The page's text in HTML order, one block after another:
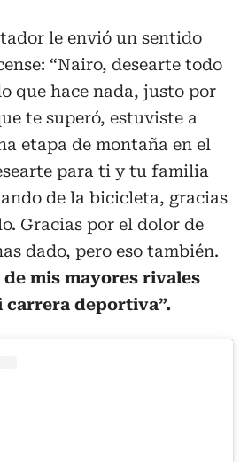
le envió un sentido
“Nairo, desearte todo
que hace nada, justo por
te superó, estuviste a
etapa de montaña en el
para ti y tu familia
de la bicicleta, gracias
Gracias por el dolor de
dado, pero eso también.
mis mayores rivales
carrera deportiva”.